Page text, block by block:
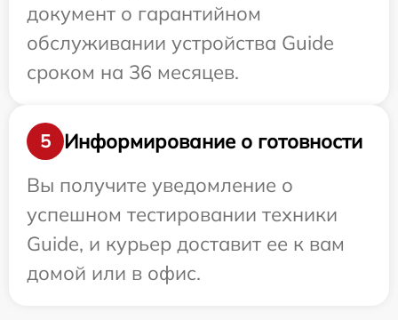
документ о гарантийном
обслуживании устройства Guide
сроком на 36 месяцев.
5
Информирование о готовности
Вы получите уведомление о
успешном тестировании техники
Guide, и курьер доставит ее к вам
домой или в офис.